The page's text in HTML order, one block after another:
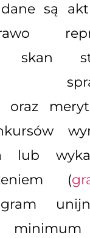
są
skan
oraz
lub
(